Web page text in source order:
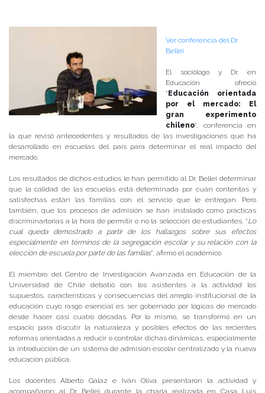
Ver conferencia del Dr.
Bellei
El sociólogo y Dr. en
Educación ofreció
“ Educación orientada
por el mercado: El
gran experimento
chileno“, conferencia en
la que revisó antecedentes y resultados de las investigaciones que ha
desarrollado en escuelas del país para determinar el real impacto del
mercado.
Los resultados de dichos estudios le han permitido al Dr. Bellei determinar
que la calidad de las escuelas está determinada por cuán contentas y
satisfechas están las familias con el servicio que le entregan. Pero
también, que los procesos de admisión se han instalado como prácticas
discriminartorias a la hora de permitir o no la selección de estudiantes. “Lo
cual queda demostrado a partir de los hallazgos sobre sus efectos
especialmente en términos de la segregación escolar y su relación con la
elección de escuela por parte de las familias”, afirmó el académico.
El miembro del Centro de Investigación Avanzada en Educación de la
Universidad de Chile debatió con los asistentes a la actividad los
supuestos, características y consecuencias del arreglo institucional de la
educación cuyo rasgo esencial es ser gobernado por lógicas de mercado
desde hacer casi cuatro décadas. Por lo mismo, se transformó en un
espacio para discutir la naturaleza y posibles efectos de las recientes
reformas orientadas a reducir o controlar dichas dinámicas, especialmente
la introducción de un sistema de admisión escolar centralizado y la nueva
educación pública.
Los docentes Alberto Galaz e Iván Oliva presentaron la actividad y
acompañaron al Dr. Bellei durante la charla realizada en Casa Luis